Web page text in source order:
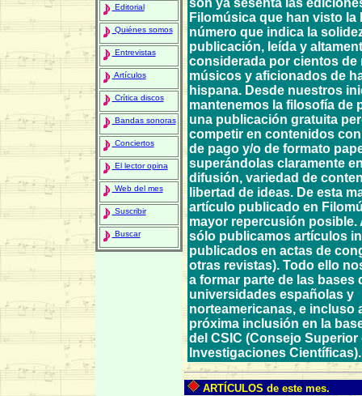
Editorial
Quiénes somos
Entrevistas
Artículos
Crítica discos
Bandas sonoras
Conciertos
El lector opina
Web del mes
Suscribir
Buscar
Filomúsica que han visto la
número que indica la
publicación, leída y
considerada por cientos de
músicos y aficionados de
hispana. Desde nuestros
mantenemos la filosofía de
una publicación gratuita
competir en contenidos
de pago y/o de formato
superándolas claramente
difusión, variedad de
libertad de ideas. De esta
artículo publicado en
mayor repercusión posible.
sólo publicamos artículos
publicados en actas de
otras revistas). Todo ello
a formar parte de las bases
universidades españolas y
norteamericanas, e incluso
próxima inclusión en la
del CSIC (Consejo Superior
Investigaciones Científicas).
ARTÍCULOS de este mes.